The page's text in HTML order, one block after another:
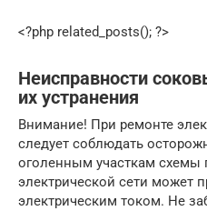
<?php related_posts(); ?>
Неисправности
их устранения
Внимание! При ремонте
следует соблюдать
оголенным участкам схемы
электрической сети может
электрическим током. Не